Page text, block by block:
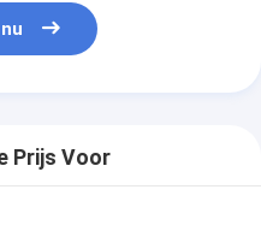
Prijs Voor